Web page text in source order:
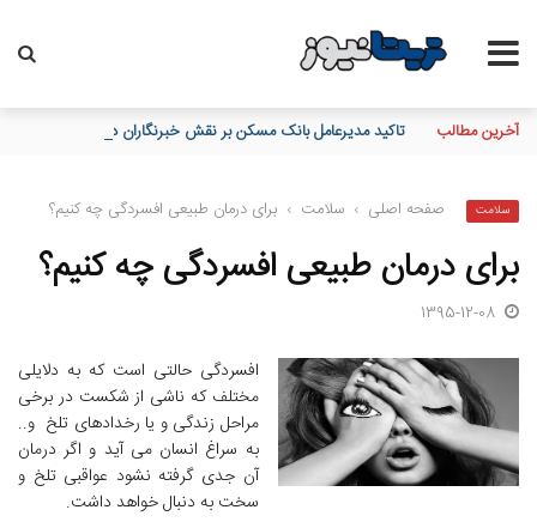
آخرین مطالب تاکید مدیرعامل بانک مسکن بر نقش خبرنگاران در اعتمادسازی و
سلامت صفحه اصلی › سلامت › برای درمان طبیعی افسردگی چه کنیم؟
برای درمان طبیعی افسردگی چه کنیم؟
1395-12-08
افسردگی حالتی است که به دلایلی
مختلف که ناشی از شکست در برخی
مراحل زندگی و یا رخدادهای تلخ و..
به سراغ انسان می آید و اگر درمان
آن جدی گرفته نشود عواقبی تلخ و
سخت به دنبال خواهد داشت.